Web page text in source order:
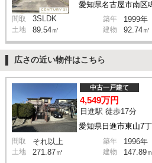
間取 3SLDK 築年 1999年
土地 89.54㎡ 建物 92.74㎡
広さの近い物件はこちら
愛知県日進市東山7丁
中古一戸建て
4,549万円
日進駅 徒歩17分
間取 それ以上 築年 1996年
土地 271.87㎡ 建物 147.89